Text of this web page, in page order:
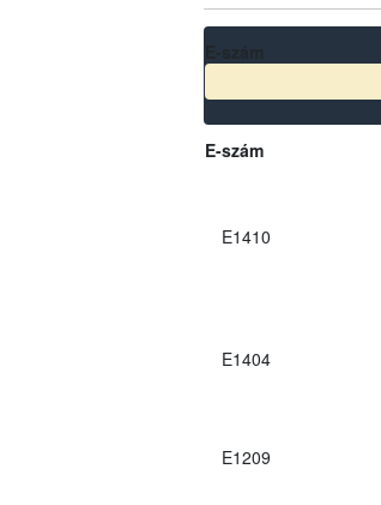
E-szám
E1410
E1404
E1209